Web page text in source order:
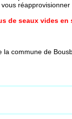
réapprovisionner
de seaux vides
commune de